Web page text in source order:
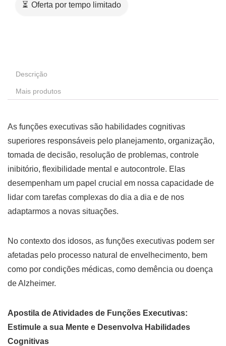
⏳ Oferta por tempo limitado
Descrição
Mais produtos
As funções executivas são habilidades cognitivas
superiores responsáveis pelo planejamento, organização,
tomada de decisão, resolução de problemas, controle
inibitório, flexibilidade mental e autocontrole. Elas
desempenham um papel crucial em nossa capacidade de
lidar com tarefas complexas do dia a dia e de nos
adaptarmos a novas situações.
No contexto dos idosos, as funções executivas podem ser
afetadas pelo processo natural de envelhecimento, bem
como por condições médicas, como demência ou doença
de Alzheimer.
Apostila de Atividades de Funções Executivas:
Estimule a sua Mente e Desenvolva Habilidades
Cognitivas